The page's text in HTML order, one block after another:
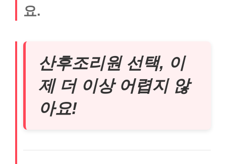
요.
산후조리원 선택, 이
제 더 이상 어렵지 않
아요!